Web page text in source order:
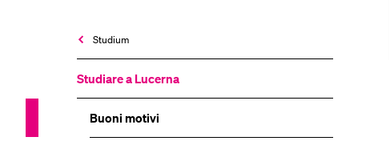
Studium
Studiare a Lucerna
Buoni motivi